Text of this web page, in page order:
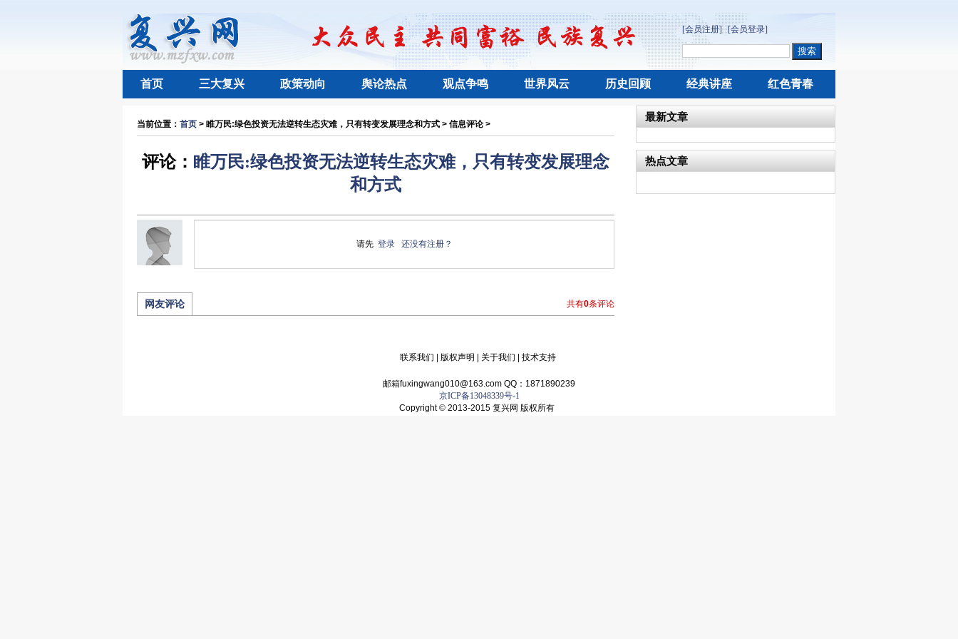
[会员注册] [会员登录]
首页 三大复兴 政策动向 舆论热点 观点争鸣 世界风云 历史回顾 经典讲座 红色青春
当前位置： 首页 > 睢万民:绿色投资无法逆转生态灾难，只有转变发展理念和方式 > 信息评论 >
评论： 睢万民:绿色投资无法逆转生态灾难，只有转变发展理念
和方式
请先 登录 还没有注册？
网友评论 共有0条评论
最新文章
热点文章
联系我们 版权声明 关于我们 技术支持
邮箱fuxingwang010@163.com QQ：1871890239
京ICP备13048339号-1
Copyright © 2013-2015 复兴网 版权所有